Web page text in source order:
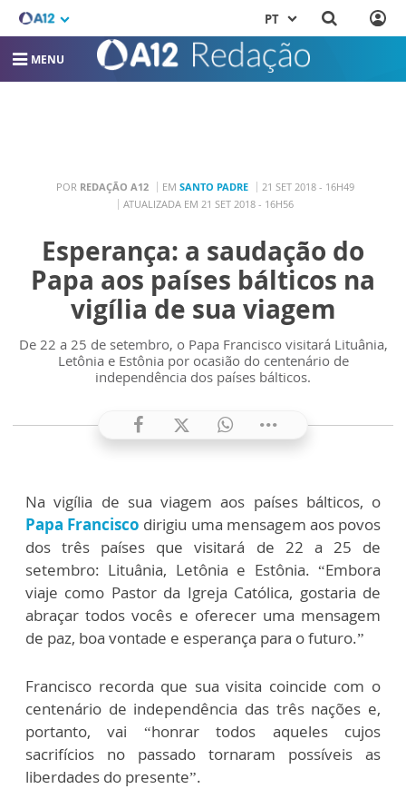
PT
MENU
POR REDAÇÃO A12 EM SANTO PADRE
21 SET 2018 - 16H49
ATUALIZADA EM 21 SET 2018 - 16H56
Esperança: a saudação do
Papa aos países bálticos na
vigília de sua viagem
De 22 a 25 de setembro, o Papa Francisco visitará Lituânia,
Letônia e Estônia por ocasião do centenário de
independência dos países bálticos.
Na vigília de sua viagem aos países bálticos, o
Papa Francisco dirigiu uma mensagem aos povos
dos três países que visitará de 22 a 25 de
setembro: Lituânia, Letônia e Estônia. “Embora
viaje como Pastor da Igreja Católica, gostaria de
abraçar todos vocês e oferecer uma mensagem
de paz, boa vontade e esperança para o futuro.”
Francisco recorda que sua visita coincide com o
centenário de independência das três nações e,
portanto, vai “honrar todos aqueles cujos
sacrifícios no passado tornaram possíveis as
liberdades do presente”.